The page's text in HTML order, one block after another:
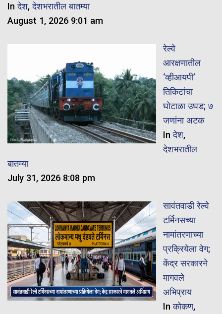
Inदेश,देशभरातील बातम्या
August 1, 2026 9:01 am
रेल्वे
आरक्षणातील
‘व्हीआयपी’
तिकिटांचा
घोटाळा उघड; ७
जणांना अटक
Inदेश,
देशभरातील
बातम्या
July 31, 2026 8:08 pm
सावंतवाडी रेल्वे
टर्मिनसच्या
नामांतरणाच्या
प्रक्रियेला वेग;
केंद्र सरकारने
मागवले
अभिप्राय
Inकोकण,